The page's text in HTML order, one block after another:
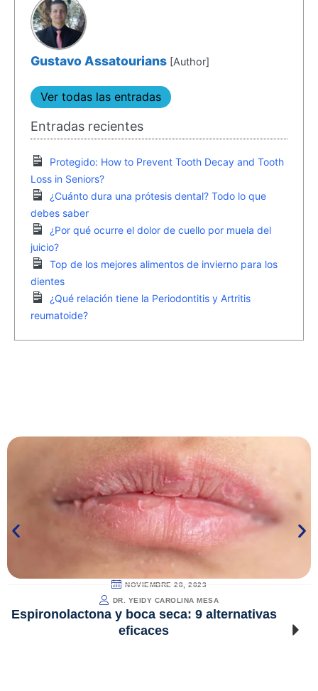
Gustavo Assatourians[Author]
Ver todas las entradas
Entradas recientes
Protegido: How to Prevent Tooth Decay and Tooth
Loss in Seniors?
¿Cuánto dura una prótesis dental? Todo lo que
debes saber
¿Por qué ocurre el dolor de cuello por muela del
juicio?
Top de los mejores alimentos de invierno para los
dientes
¿Qué relación tiene la Periodontitis y Artritis
reumatoide?
NOVIEMBRE 28, 2023
DR. YEIDY CAROLINA MESA
Espironolactona y boca seca: 9 alternativas
eficaces